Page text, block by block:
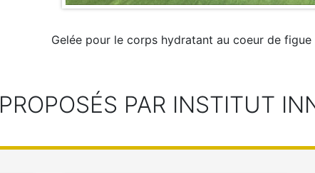
Gelée pour le corps hydratant au coeur de figue
PROPOSÉS PAR INSTITUT